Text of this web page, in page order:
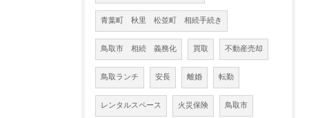
青葉町 秋里 松並町 相続手続き
鳥取市 相続 義務化 買取 不動産売却
鳥取ランチ 安長 離婚 転勤
レンタルスペース 火災保険 鳥取市